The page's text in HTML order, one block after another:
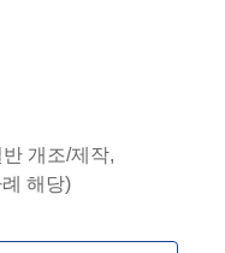
개조/제작,
해당)